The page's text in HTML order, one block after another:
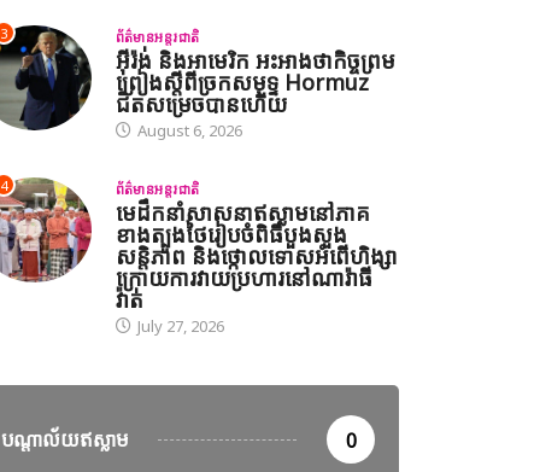
3 ព័ត៌មានអន្តរជាតិ
អ៊ីរ៉ង់ និងអាមេរិក អះអាងថាកិច្ចព្រម
ព្រៀងស្តីពីច្រកសមុទ្ទ Hormuz
ជិតសម្រេចបានហើយ
August 6, 2026
4 ព័ត៌មានអន្តរជាតិ
មេដឹកនាំសាសនាឥស្លាមនៅភាគ
ខាងត្បូងថៃរៀបចំពិធីបួងសួង
សន្តិភាព និងថ្កោលទោសអំពើហិង្សា
ក្រោយការវាយប្រហារនៅណារ៉ាធី
វ៉ាត់
July 27, 2026
បណ្តាល័យឥស្លាម 0